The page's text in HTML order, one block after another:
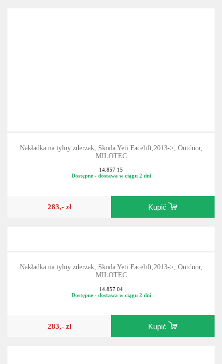
Nakładka na tylny zderzak, Skoda Yeti Facelift,2013->, Outdoor,
MILOTEC
14.857 15
Dostępne - dostawa w ciągu 2 dni
283,- zł Kupić
Nakładka na tylny zderzak, Skoda Yeti Facelift,2013->, Outdoor,
MILOTEC
14.857 04
Dostępne - dostawa w ciągu 2 dni
283,- zł Kupić